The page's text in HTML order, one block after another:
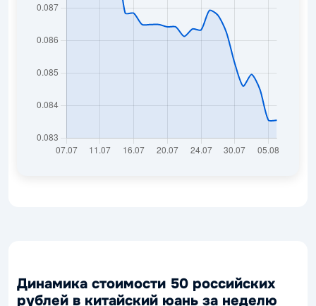
Динамика стоимости 50 российских
рублей в китайский юань за неделю